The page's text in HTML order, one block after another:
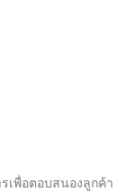
เพื่อตอบสนองลูกค้า